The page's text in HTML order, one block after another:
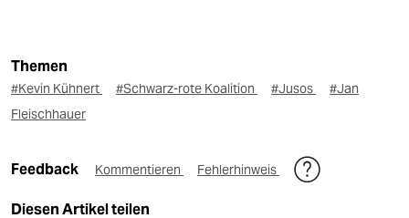
Themen
#Kevin Kühnert #Schwarz-rote Koalition #Jusos
#Jan
Fleischhauer
Feedback Kommentieren Fehlerhinweis
Diesen Artikel teilen